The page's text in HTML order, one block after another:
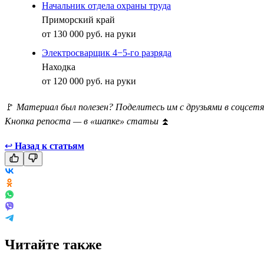
Начальник отдела охраны труда
Приморский край
от 130 000 руб. на руки
Электросварщик 4−5-го разряда
Находка
от 120 000 руб. на руки
🚩 Материал был полезен? Поделитесь им с друзьями в
Кнопка репоста — в «шапке» статьи ⏫
↩ Назад к статьям
Читайте также